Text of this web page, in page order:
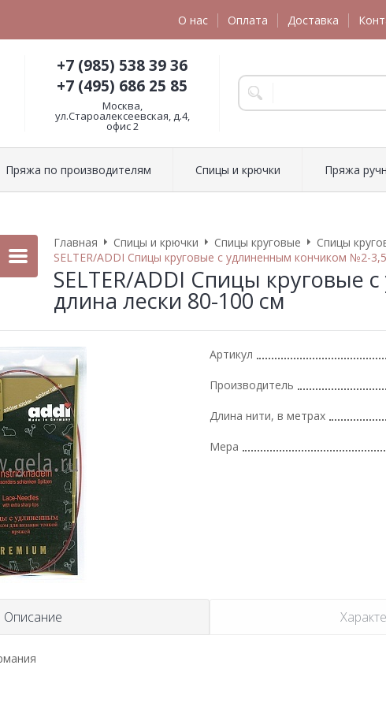
О нас Оплата Доставка
+7 (985) 538 39 36
+7 (495) 686 25 85
Москва,
ул.Староалексеевская, д.4,
офис 2
Пряжа по производителям Спицы и крючки Пряжа
Главная Спицы и крючки Спицы круговые
Спицы
SELTER/ADDI Спицы круговые с удлиненным кончиком №2-
SELTER/ADDI Спицы
длина лески 80-100 см
Артикул
Производитель
Длина нити, в метрах
Мера
Описание